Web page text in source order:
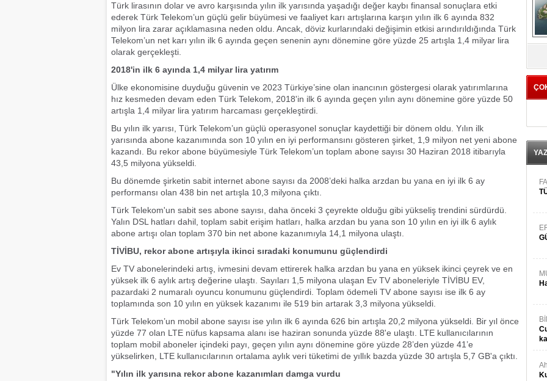
Türk lirasının dolar ve avro karşısında yılın ilk yarısında yaşadığı değer kaybı finansal sonuçlara etki
ederek Türk Telekom’un güçlü gelir büyümesi ve faaliyet karı artışlarına karşın yılın ilk 6 ayında 832
milyon lira zarar açıklamasına neden oldu. Ancak, döviz kurlarındaki değişimin etkisi arındırıldığında Türk
Telekom’un net karı yılın ilk 6 ayında geçen senenin aynı dönemine göre yüzde 25 artışla 1,4 milyar lira
olarak gerçekleşti.
2018'in ilk 6 ayında 1,4 milyar lira yatırım
Ülke ekonomisine duyduğu güvenin ve 2023 Türkiye’sine olan inancının göstergesi olarak yatırımlarına
hız kesmeden devam eden Türk Telekom, 2018'in ilk 6 ayında geçen yılın aynı dönemine göre yüzde 50
artışla 1,4 milyar lira yatırım harcaması gerçekleştirdi.
Bu yılın ilk yarısı, Türk Telekom’un güçlü operasyonel sonuçlar kaydettiği bir dönem oldu. Yılın ilk
yarısında abone kazanımında son 10 yılın en iyi performansını gösteren şirket, 1,9 milyon net yeni abone
kazandı. Bu rekor abone büyümesiyle Türk Telekom’un toplam abone sayısı 30 Haziran 2018 itibarıyla
43,5 milyona yükseldi.
Bu dönemde şirketin sabit internet abone sayısı da 2008’deki halka arzdan bu yana en iyi ilk 6 ay
performansı olan 438 bin net artışla 10,3 milyona çıktı.
Türk Telekom'un sabit ses abone sayısı, daha önceki 3 çeyrekte olduğu gibi yükseliş trendini sürdürdü.
Yalın DSL hatları dahil, toplam sabit erişim hatları, halka arzdan bu yana son 10 yılın en iyi ilk 6 aylık
abone artışı olan toplam 370 bin net abone kazanımıyla 14,1 milyona ulaştı.
TİVİBU, rekor abone artışıyla ikinci sıradaki konumunu güçlendirdi
Ev TV abonelerindeki artış, ivmesini devam ettirerek halka arzdan bu yana en yüksek ikinci çeyrek ve en
yüksek ilk 6 aylık artış değerine ulaştı. Sayıları 1,5 milyona ulaşan Ev TV aboneleriyle TİVİBU EV,
pazardaki 2 numaralı oyuncu konumunu güçlendirdi. Toplam ödemeli TV abone sayısı ise ilk 6 ay
toplamında son 10 yılın en yüksek kazanımı ile 519 bin artarak 3,3 milyona yükseldi.
Türk Telekom’un mobil abone sayısı ise yılın ilk 6 ayında 626 bin artışla 20,2 milyona yükseldi. Bir yıl önce
yüzde 77 olan LTE nüfus kapsama alanı ise haziran sonunda yüzde 88'e ulaştı. LTE kullanıcılarının
toplam mobil aboneler içindeki payı, geçen yılın aynı dönemine göre yüzde 28’den yüzde 41’e
yükselirken, LTE kullanıcılarının ortalama aylık veri tüketimi de yıllık bazda yüzde 30 artışla 5,7 GB'a çıktı.
"Yılın ilk yarısına rekor abone kazanımları damga vurdu